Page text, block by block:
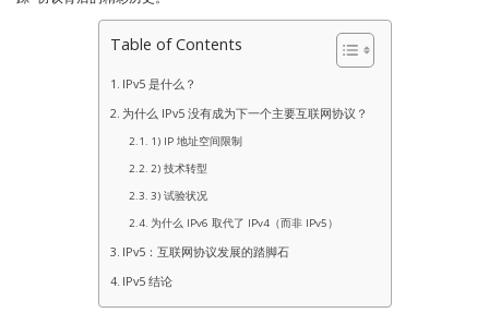
Table of Contents
IPv5 是什么？
为什么 IPv5 没有成为下一个主要互联网协议？
1) IP 地址空间限制
2) 技术转型
3) 试验状况
为什么 IPv6 取代了 IPv4（而非 IPv5）
IPv5：互联网协议发展的踏脚石
IPv5 结论